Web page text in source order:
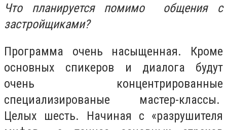
Что планируется помимо общения с
застройщиками?
Программа очень насыщенная. Кроме
основных спикеров и диалога будут
очень концентрированные
специализированые мастер-классы.
Целых шесть. Начиная с «разрушителя